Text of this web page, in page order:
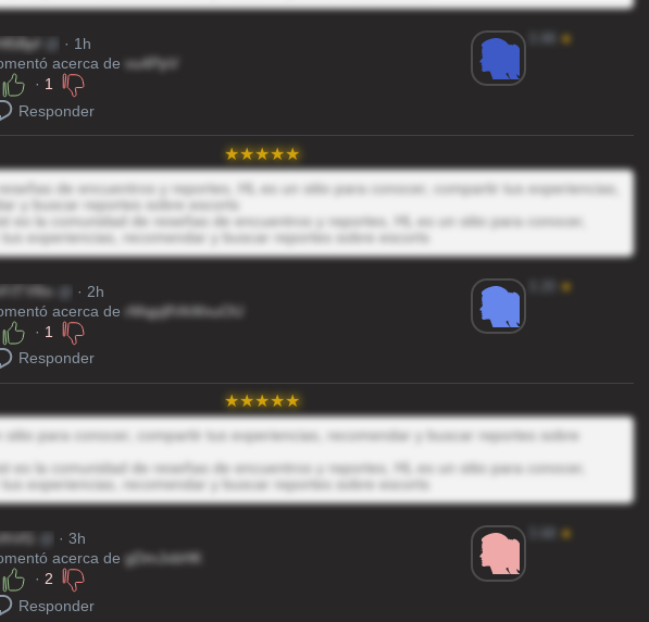
· 1h
acerca de vu4PpV
· 1
Responder
★
de encuentros y reportes, HL es un sitio para conocer, compartir tus experiencias,
y buscar reportes sobre escorts
es la comunidad de reseñas de encuentros y reportes, HL es un sitio para conocer,
tus experiencias, recomendar y buscar reportes sobre escorts
· 2h
acerca de
rMqpj8VkWxuOU
· 1
Responder
★
sitio para conocer, compartir tus experiencias, recomendar y buscar reportes sobre
es la comunidad de reseñas de encuentros y reportes, HL es un sitio para conocer,
tus experiencias, recomendar y buscar reportes sobre escorts
· 3h
acerca de gDmJxbHK
· 2
Responder
★